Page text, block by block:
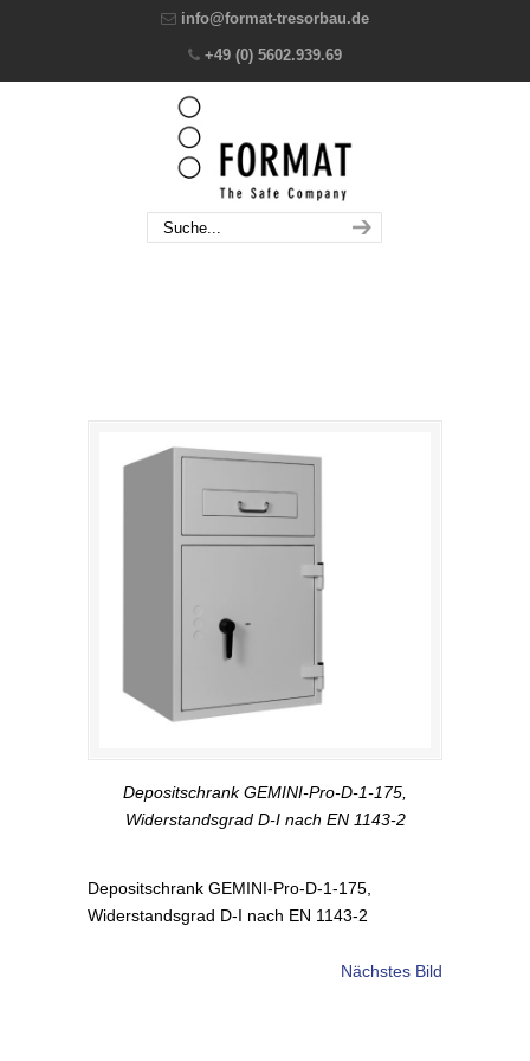
info@format-tresorbau.de
+49 (0) 5602.939.69
Depositschrank GEMINI-Pro-D-1-175,
Widerstandsgrad D-I nach EN 1143-2
Depositschrank GEMINI-Pro-D-1-175,
Widerstandsgrad D-I nach EN 1143-2
Nächstes Bild